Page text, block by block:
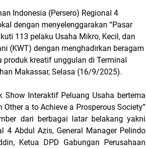
Indonesia (Persero) Regional 4
dengan menyelenggarakan “Pasar
113 pelaku Usaha Mikro, Kecil, dan
(KWT) dengan menghadirkan beragam
produk kreatif unggulan di Terminal
Makassar, Selasa (16/9/2025).
Interaktif Peluang Usaha bertema
Other a to Achieve a Prosperous Society”
dari berbagai latar belakang yakni
4 Abdul Azis, General Manager Pelindo
Ketua DPD Gabungan Perusahaan